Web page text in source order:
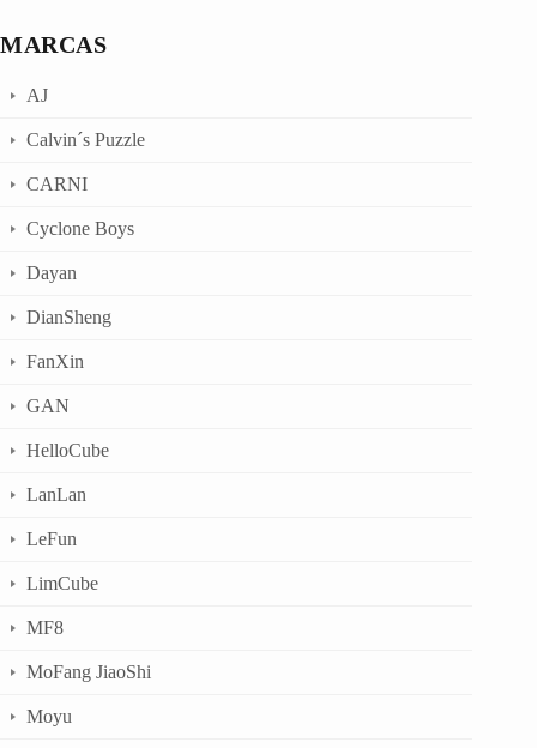
MARCAS
AJ
Calvin´s Puzzle
CARNI
Cyclone Boys
Dayan
DianSheng
FanXin
GAN
HelloCube
LanLan
LeFun
LimCube
MF8
MoFang JiaoShi
Moyu